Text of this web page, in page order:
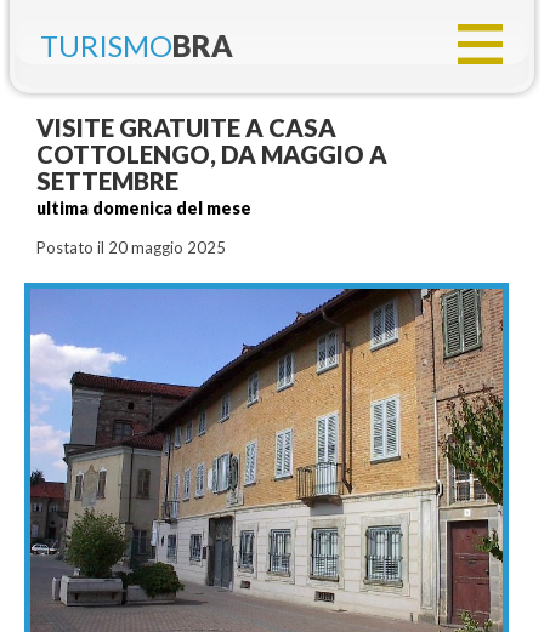
TURISMOBRA
VISITE GRATUITE A CASA
COTTOLENGO, DA MAGGIO A
SETTEMBRE
ultima domenica del mese
Postato il 20 maggio 2025